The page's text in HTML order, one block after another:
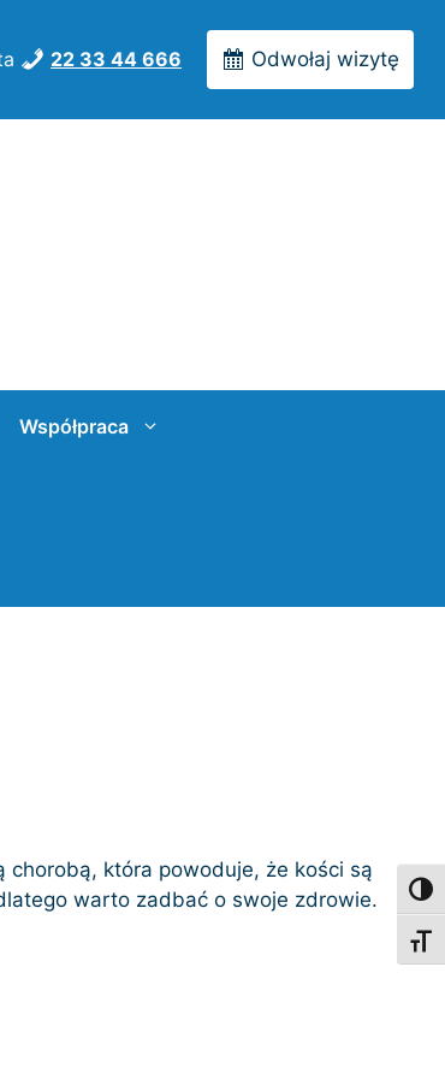
22 33 44 666 Odwołaj wizytę
Współpraca
która powoduje, że kości są
warto zadbać o swoje zdrowie.